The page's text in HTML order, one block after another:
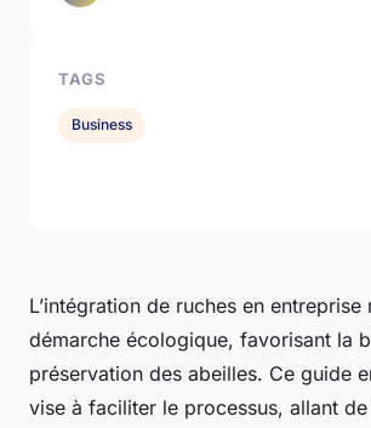
L’intégration de ruches en entreprise
démarche écologique, favorisant la
préservation des abeilles. Ce guide
vise à faciliter le processus, allant
TAGS
Business